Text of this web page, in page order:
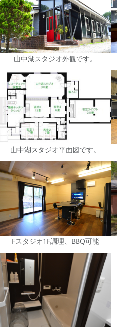
山中湖スタジオ外観です。
山中湖スタジオ平面図です。
Fスタジオ1F調理、BBQ可能